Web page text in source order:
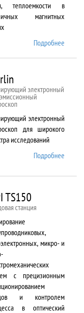
теплоемкости в
магнитных
Подробнее
электронный
электронный
для широкого
исследований
Подробнее
TS150
станция
микро- и
с прецизионным
и контролем
в оптический